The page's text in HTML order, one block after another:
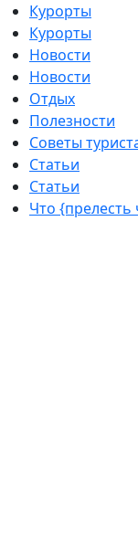
Курорты
Курорты
Новости
Новости
Отдых
Полезности
Советы
Статьи
Статьи
Что {прелесть